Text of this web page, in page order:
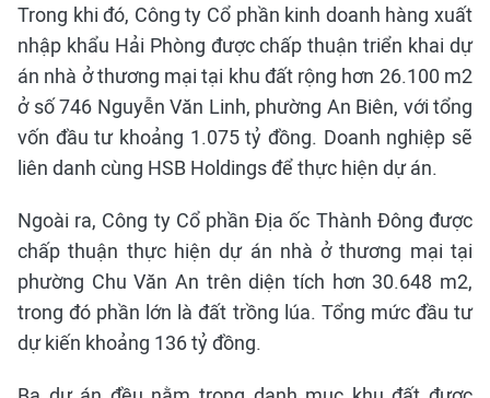
Trong khi đó, Công ty Cổ phần kinh doanh hàng xuất
nhập khẩu Hải Phòng được chấp thuận triển khai dự
án nhà ở thương mại tại khu đất rộng hơn 26.100 m2
ở số 746 Nguyễn Văn Linh, phường An Biên, với tổng
vốn đầu tư khoảng 1.075 tỷ đồng. Doanh nghiệp sẽ
liên danh cùng HSB Holdings để thực hiện dự án.
Ngoài ra, Công ty Cổ phần Địa ốc Thành Đông được
chấp thuận thực hiện dự án nhà ở thương mại tại
phường Chu Văn An trên diện tích hơn 30.648 m2,
trong đó phần lớn là đất trồng lúa. Tổng mức đầu tư
dự kiến khoảng 136 tỷ đồng.